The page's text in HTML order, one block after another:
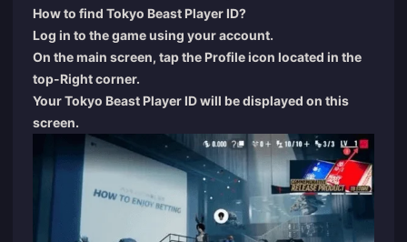
How to find Tokyo Beast Player ID?
Log in to the game using your account.
On the main screen, tap the Profile icon located in the
top-Right corner.
Your Tokyo Beast Player ID will be displayed on this
screen.